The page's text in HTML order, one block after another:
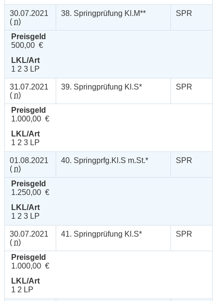
30.07.2021
( n)
38. Springprüfung Kl.M** SPR
Preisgeld
500,00 €
LKL/Art
1 2 3 LP
31.07.2021
( n)
39. Springprüfung Kl.S* SPR
Preisgeld
1.000,00 €
LKL/Art
1 2 3 LP
01.08.2021
( n)
40. Springprfg.Kl.S m.St.* SPR
Preisgeld
1.250,00 €
LKL/Art
1 2 3 LP
30.07.2021
( n)
41. Springprüfung Kl.S* SPR
Preisgeld
1.000,00 €
LKL/Art
1 2 LP